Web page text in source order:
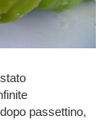
passettino,